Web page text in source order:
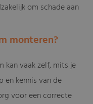
om schade aan
monteren?
kan vaak zelf, mits je
en kennis van de
voor een correcte